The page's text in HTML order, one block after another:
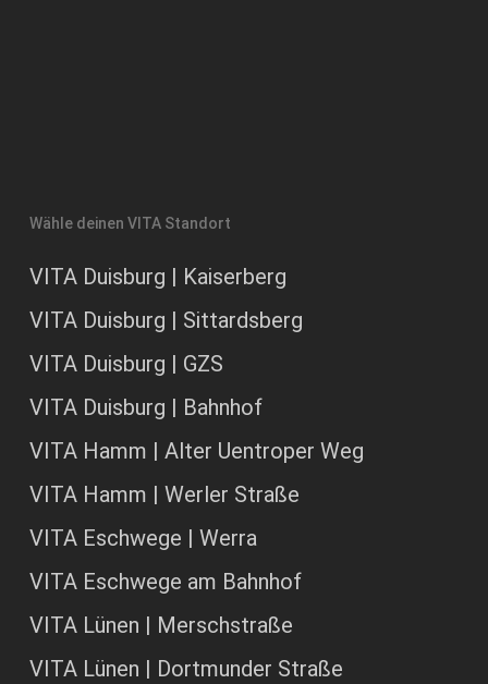
Wähle deinen VITA Standort
VITA Duisburg | Kaiserberg
VITA Duisburg | Sittardsberg
VITA Duisburg | GZS
VITA Duisburg | Bahnhof
VITA Hamm | Alter Uentroper Weg
VITA Hamm | Werler Straße
VITA Eschwege | Werra
VITA Eschwege am Bahnhof
VITA Lünen | Merschstraße
VITA Lünen | Dortmunder Straße